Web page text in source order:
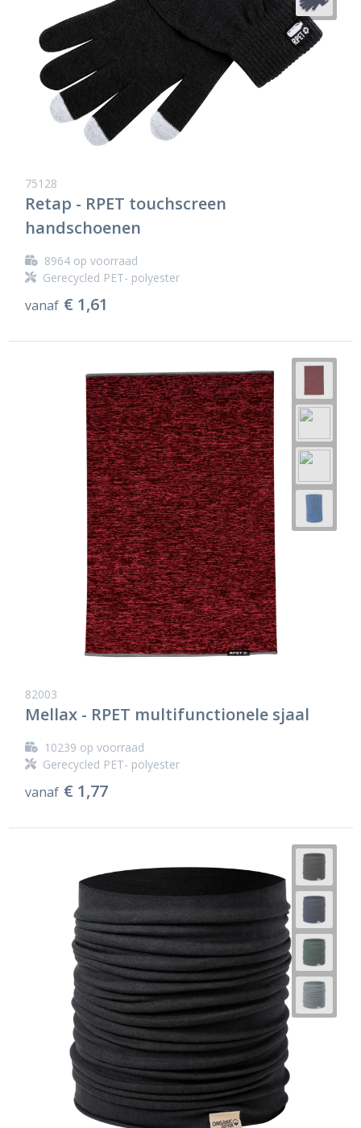
75128
Retap - RPET touchscreen
handschoenen
8964op voorraad
Gerecycled PET- polyester
vanaf € 1,61
82003
Mellax - RPET multifunctionele sjaal
10239 op voorraad
Gerecycled PET- polyester
vanaf € 1,77